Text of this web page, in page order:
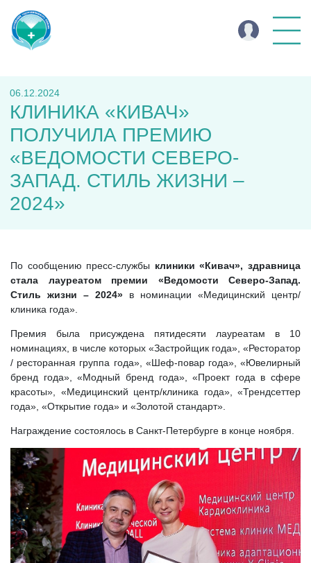
06.12.2024
КЛИНИКА «КИВАЧ»
ПОЛУЧИЛА ПРЕМИЮ
«ВЕДОМОСТИ СЕВЕРО-
ЗАПАД. СТИЛЬ ЖИЗНИ –
2024»
По сообщению пресс-службы клиники «Кивач», здравница
стала лауреатомпремии «Ведомости Северо-Запад.
Стиль жизни – 2024» в номинации «Медицинский центр/
клиника года».
Премия была присуждена пятидесяти лауреатам в 10
номинациях, в числе которых «Застройщик года», «Ресторатор
/ ресторанная группа года», «Шеф-повар года», «Ювелирный
бренд года», «Модный бренд года», «Проект года в сфере
красоты», «Медицинский центр/клиника года», «Трендсеттер
года», «Открытие года» и «Золотой стандарт».
Награждение состоялось в Санкт-Петербурге в конце ноября.